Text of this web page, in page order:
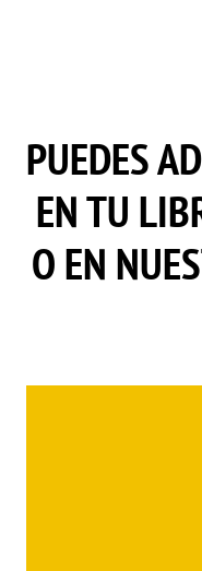
PUEDES
EN TU
O EN